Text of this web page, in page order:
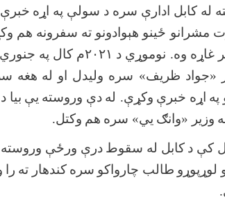
له کابل ادارې سره د سولې په اړه خبرې
مشرانو ځینو هېوادونو ته سفرونه هم
غاړه وه. نوموړي د ۲۰۲۱م کال په جنوري
«جواد ظریف» سره ولیدل او له هغه
په اړه خبرې وکړې. له دې وروسته یې بیا د
وزیر «وانګ یي» سره هم وکتل.
کې د کابل له سقوط درې ورځې وروسته
لوړپوړو طالب چارواکو سره کندهار ته را
.